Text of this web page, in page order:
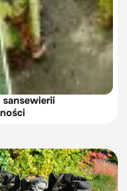
sansewierii